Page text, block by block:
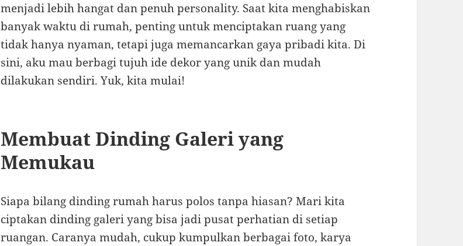
menjadi lebih hangat dan penuh personality. Saat kita menghabiskan
banyak waktu di rumah, penting untuk menciptakan ruang yang
tidak hanya nyaman, tetapi juga memancarkan gaya pribadi kita. Di
sini, aku mau berbagi tujuh ide dekor yang unik dan mudah
dilakukan sendiri. Yuk, kita mulai!
Membuat Dinding Galeri yang
Memukau
Siapa bilang dinding rumah harus polos tanpa hiasan? Mari kita
ciptakan dinding galeri yang bisa jadi pusat perhatian di setiap
ruangan. Caranya mudah, cukup kumpulkan berbagai foto, karya